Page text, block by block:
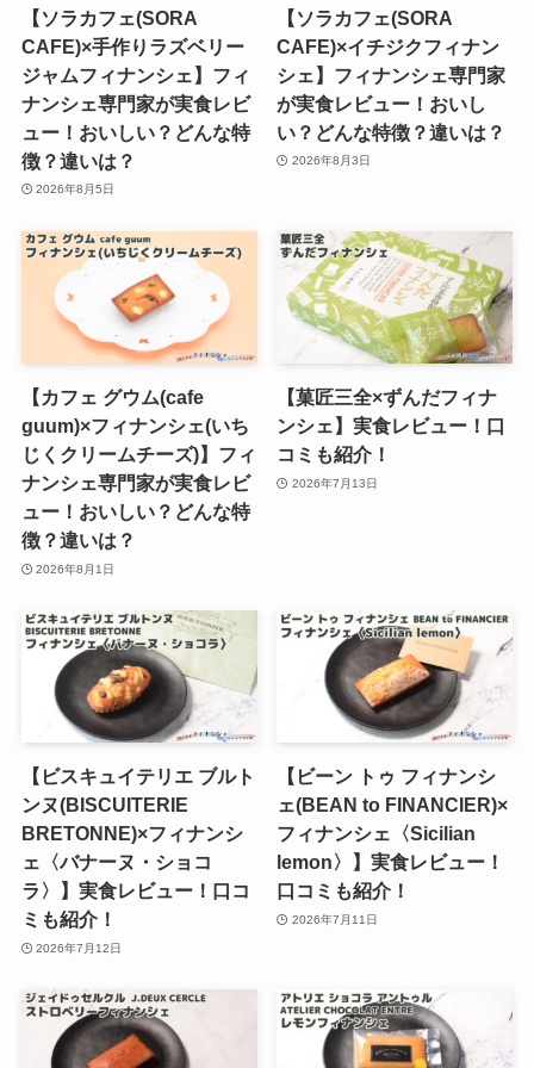
【ソラカフェ(SORA
CAFE)×手作りラズベリー
ジャムフィナンシェ】フィ
ナンシェ専門家が実食レビ
ュー！おいしい？どんな特
徴？違いは？
2026年8月5日
【ソラカフェ(SORA
CAFE)×イチジクフィナン
シェ】フィナンシェ専門家
が実食レビュー！おいし
い？どんな特徴？違いは？
2026年8月3日
【カフェ グウム(cafe
guum)×フィナンシェ(いち
じくクリームチーズ)】フィ
ナンシェ専門家が実食レビ
ュー！おいしい？どんな特
徴？違いは？
2026年8月1日
【菓匠三全×ずんだフィナ
ンシェ】実食レビュー！口
コミも紹介！
2026年7月13日
【ビスキュイテリエ ブルト
ンヌ(BISCUITERIE
BRETONNE)×フィナンシ
ェ〈バナーヌ・ショコ
ラ〉】実食レビュー！口コ
ミも紹介！
2026年7月12日
【ビーン トゥ フィナンシ
ェ(BEAN to FINANCIER)×
フィナンシェ〈Sicilian
lemon〉】実食レビュー！
口コミも紹介！
2026年7月11日